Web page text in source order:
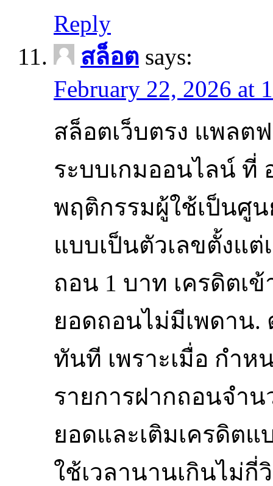
Reply
สล็อต says:
February 22, 2026 at
สล็อตเว็บตรง แพลต
ระบบเกมออนไลน์ ที่
พฤติกรรมผู้ใช้เป็นศู
แบบเป็นตัวเลขตั้งแ
ถอน 1 บาท เครดิตเ
ยอดถอนไม่มีเพดาน.
ทันที เพราะเมื่อ กำ
รายการฝากถอนจำ
ยอดและเติมเครดิต
ใช้เวลานานเกินไม่กี่